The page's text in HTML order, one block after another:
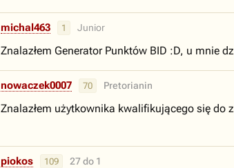
michal463 1 Junior
Znalazłem Generator Punktów BID :D, u mnie
nowaczek0007 70 Pretorianin
Znalazłem użytkownika kwalifikującego się do
piokos 109 27 do 1